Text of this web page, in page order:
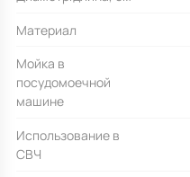
Материал
Мойка в
посудомоечной
машине
Использование в
СВЧ